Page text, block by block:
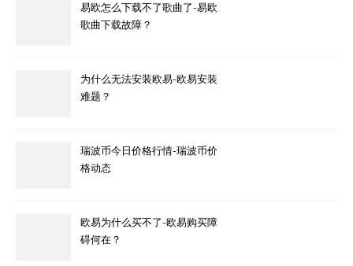
易欧怎么下载不了歌曲了-易欧
歌曲下载故障？
为什么无法安装欧易-欧易安装
难题？
瑞波币今日价格行情-瑞波币价
格动态
欧易为什么买不了-欧易购买障
碍何在？